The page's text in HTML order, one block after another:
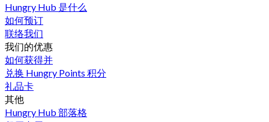
Hungry Hub 是什么
如何预订
联络我们
我们的优惠
如何获得并
兑换 Hungry Points 积分
礼品卡
其他
Hungry Hub 部落格